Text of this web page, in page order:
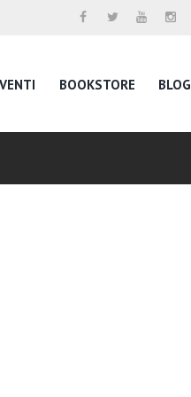
BOOKSTORE BLOG